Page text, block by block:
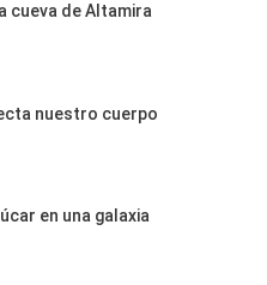
cueva de Altamira
nuestro cuerpo
en una galaxia